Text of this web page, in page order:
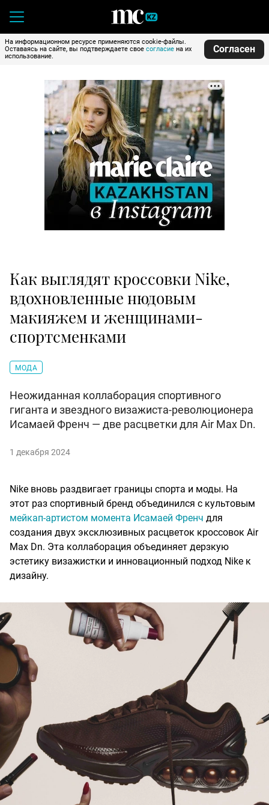
На информационном ресурсе применяются cookie-файлы.
Оставаясь на сайте, вы подтверждаете свое согласие на их
использование.
Согласен
Как выглядят кроссовки Nike,
вдохновленные нюдовым
макияжем и женщинами-
спортсменками
МОДА
Неожиданная коллаборация спортивного
гиганта и звездного визажиста-революционера
Исамаей Френч — две расцветки для Air Max Dn.
1 декабря 2024
Nike вновь раздвигает границы спорта и моды. На
этот раз спортивный бренд объединился с культовым
мейкап-артистом момента Исамаей Френч для
создания двух эксклюзивных расцветок кроссовок Air
Max Dn. Эта коллаборация объединяет дерзкую
эстетику визажистки и инновационный подход Nike к
дизайну.